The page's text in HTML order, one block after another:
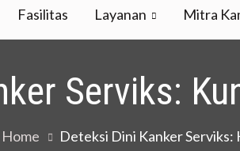
Fasilitas Layanan Mitra
Serviks:
Home Deteksi Dini Kanker